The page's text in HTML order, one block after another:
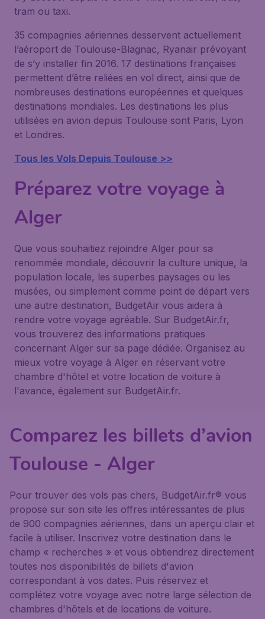
tram ou taxi.
35 compagnies aériennes desservent actuellement
l’aéroport de Toulouse-Blagnac, Ryanair prévoyant
de s’y installer fin 2016. 17 destinations françaises
permettent d’être reliées en vol direct, ainsi que de
nombreuses destinations européennes et quelques
destinations mondiales. Les destinations les plus
utilisées en avion depuis Toulouse sont Paris, Lyon
et Londres.
Tous les Vols Depuis Toulouse >>
Préparez votre voyage à
Alger
Que vous souhaitiez rejoindre Alger pour sa
renommée mondiale, découvrir la culture unique, la
population locale, les superbes paysages ou les
musées, ou simplement comme point de départ vers
une autre destination, BudgetAir vous aidera à
rendre votre voyage agréable. Sur BudgetAir.fr,
vous trouverez des informations pratiques
concernant Alger sur sa page dédiée. Organisez au
mieux votre voyage à Alger en réservant votre
chambre d'hôtel et votre location de voiture à
l'avance, également sur BudgetAir.fr.
Comparez les billets d’avion
Toulouse - Alger
Pour trouver des vols pas chers, BudgetAir.fr® vous
propose sur son site les offres intéressantes de plus
de 900 compagnies aériennes, dans un aperçu clair et
facile à utiliser. Inscrivez votre destination dans le
champ « recherches » et vous obtiendrez directement
toutes nos disponibilités de billets d'avion
correspondant à vos dates. Puis réservez et
complétez votre voyage avec notre large sélection de
chambres d'hôtels et de locations de voiture.